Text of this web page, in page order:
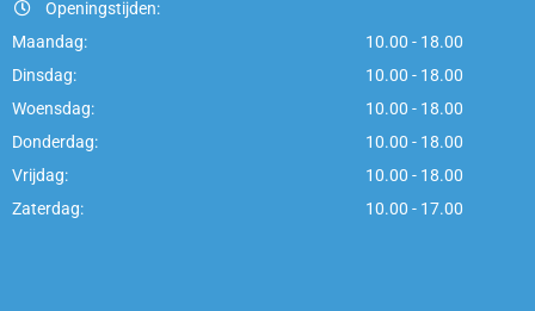
Openingstijden:
Maandag:
10.00 - 18.00
Dinsdag:
10.00 - 18.00
Woensdag:
10.00 - 18.00
Donderdag:
10.00 - 18.00
Vrijdag:
10.00 - 18.00
Zaterdag:
10.00 - 17.00